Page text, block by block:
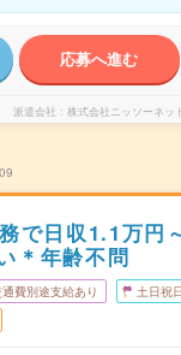
応募へ進む
派遣会社 株式会社ニッソーネッ
で日収1.1万円
＊年齢不問
通費別途支給あり 土日祝